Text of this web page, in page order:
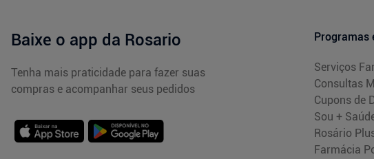
Baixe o app da Rosario
Tenha mais praticidade para fazer suas
compras e acompanhar seus pedidos
Programas
Serviços
Consultas
Cupons de
Sou +
Rosário
Farmácia